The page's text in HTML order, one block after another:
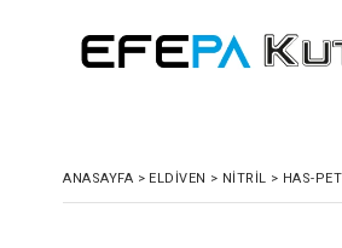
ANASAYFA > ELDİVEN > NİTRİL > HAS-